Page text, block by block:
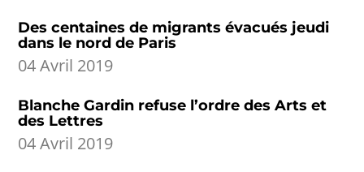
Des centaines de migrants évacués jeudi
dans le nord de Paris
04 Avril 2019
Blanche Gardin refuse l’ordre des Arts et
des Lettres
04 Avril 2019